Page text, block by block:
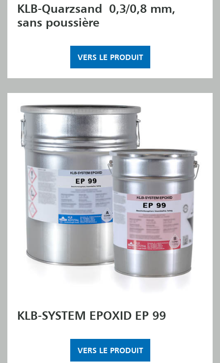
KLB-Quarzsand 0,3/0,8 mm,
sans poussière
VERS LE PRODUIT
KLB-SYSTEM EPOXID EP 99
VERS LE PRODUIT